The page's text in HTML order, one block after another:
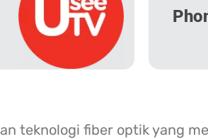
teknologi fiber optik yang